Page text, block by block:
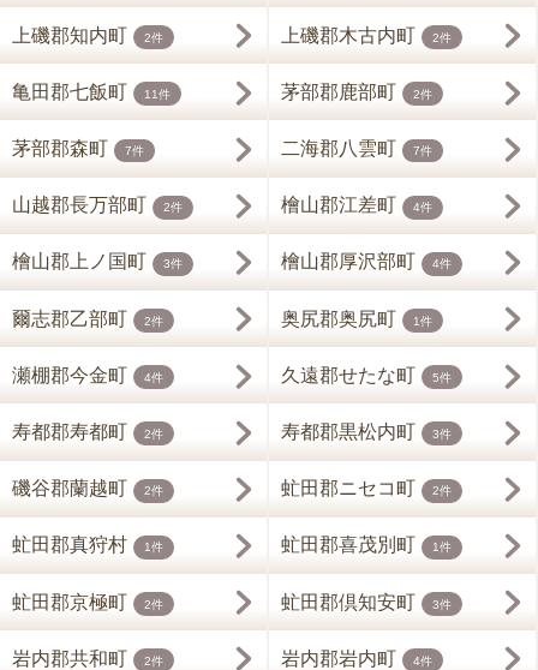
上磯郡知内町 2件 上磯郡木古内町 2件
亀田郡七飯町 11件 茅部郡鹿部町 2件
茅部郡森町 7件 二海郡八雲町 7件
山越郡長万部町 2件 檜山郡江差町 4件
檜山郡上ノ国町 3件 檜山郡厚沢部町 4件
爾志郡乙部町 2件 奥尻郡奥尻町 1件
瀬棚郡今金町 4件 久遠郡せたな町 5件
寿都郡寿都町 2件 寿都郡黒松内町 3件
磯谷郡蘭越町 2件 虻田郡ニセコ町 2件
虻田郡真狩村 1件 虻田郡喜茂別町 1件
虻田郡京極町 2件 虻田郡倶知安町 3件
岩内郡共和町 2件 岩内郡岩内町 4件